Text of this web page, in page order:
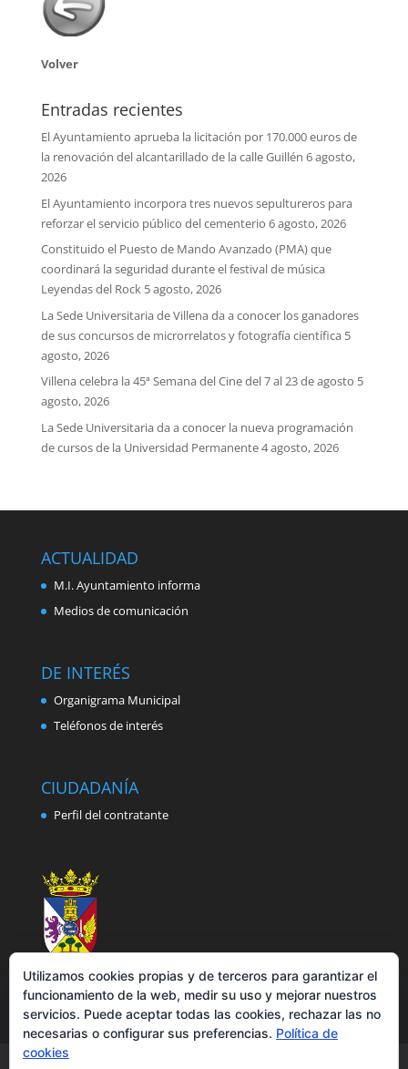
Volver
Entradas recientes
El Ayuntamiento aprueba la licitación por 170.000 euros de
la renovación del alcantarillado de la calle Guillén 6 agosto,
2026
El Ayuntamiento incorpora tres nuevos sepultureros para
reforzar el servicio público del cementerio 6 agosto, 2026
Constituido el Puesto de Mando Avanzado (PMA) que
coordinará la seguridad durante el festival de música
Leyendas del Rock 5 agosto, 2026
La Sede Universitaria de Villena da a conocer los ganadores
de sus concursos de microrrelatos y fotografía científica 5
agosto, 2026
Villena celebra la 45ª Semana del Cine del 7 al 23 de agosto 5
agosto, 2026
La Sede Universitaria da a conocer la nueva programación
de cursos de la Universidad Permanente4 agosto, 2026
ACTUALIDAD
M.I. Ayuntamiento informa
Medios de comunicación
DE INTERÉS
Organigrama Municipal
Teléfonos de interés
CIUDADANÍA
Perfil del contratante
Utilizamos cookies propias y de terceros para garantizar el
funcionamiento de la web, medir su uso y mejorar nuestros
servicios. Puede aceptar todas las cookies, rechazar las no
necesarias o configurar sus preferencias. Política de
cookies